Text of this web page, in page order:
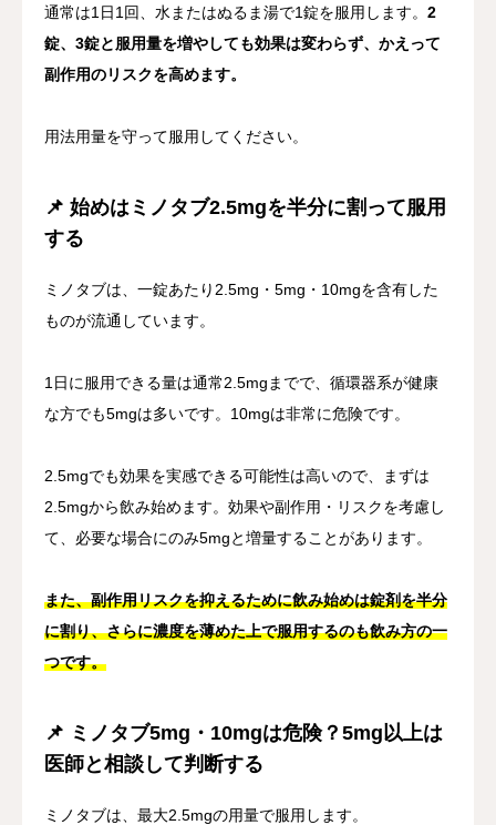
通常は1日1回、水またはぬるま湯で1錠を服用します。 2
錠、3錠と服用量を増やしても効果は変わらず、かえって
副作用のリスクを高めます。
用法用量を守って服用してください。
📌 始めはミノタブ2.5mgを半分に割って服用
する
ミノタブは、一錠あたり2.5mg・5mg・10mgを含有した
ものが流通しています。
1日に服用できる量は通常2.5mgまでで、循環器系が健康
な方でも5mgは多いです。10mgは非常に危険です。
2.5mgでも効果を実感できる可能性は高いので、まずは
2.5mgから飲み始めます。効果や副作用・リスクを考慮し
て、必要な場合にのみ5mgと増量することがあります。
また、副作用リスクを抑えるために飲み始めは錠剤を半分
に割り、さらに濃度を薄めた上で服用するのも飲み方の一
つです。
📌 ミノタブ5mg・10mgは危険？5mg以上は
医師と相談して判断する
ミノタブは、最大2.5mgの用量で服用します。